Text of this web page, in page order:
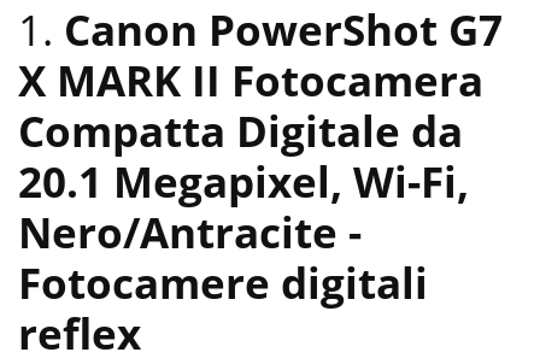
1. Canon PowerShot G7
X MARK II Fotocamera
Compatta Digitale da
20.1 Megapixel, Wi-Fi,
Nero/Antracite -
Fotocamere digitali
reflex